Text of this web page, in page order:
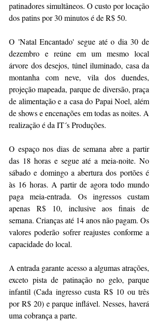
patinadores simultâneos. O custo por locação
dos patins por 30 minutos é de R$ 50.
O 'Natal Encantado' segue até o dia 30 de
dezembro e reúne em um mesmo local
árvore dos desejos, túnel iluminado, casa da
montanha com neve, vila dos duendes,
projeção mapeada, parque de diversão, praça
de alimentação e a casa do Papai Noel, além
de shows e encenações em todas as noites. A
realização é da IT´s Produções.
O espaço nos dias de semana abre a partir
das 18 horas e segue até a meia-noite. No
sábado e domingo a abertura dos portões é
às 16 horas. A partir de agora todo mundo
paga meia-entrada. Os ingressos custam
apenas R$ 10, inclusive aos finais de
semana. Crianças até 14 anos não pagam. Os
valores poderão sofrer reajustes conforme a
capacidade do local.
A entrada garante acesso a algumas atrações,
exceto pista de patinação no gelo, parque
infantil (Cada ingresso custa R$ 10 ou três
por R$ 20) e parque inflável. Nesses, haverá
uma cobrança a parte.